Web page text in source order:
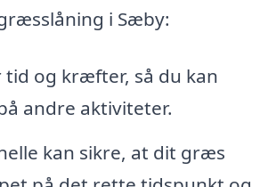
i Sæby:
tid og kræfter, så du kan
andre aktiviteter.
kan sikre, at dit græs